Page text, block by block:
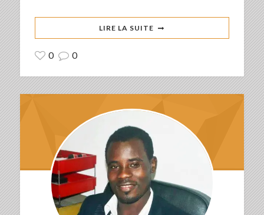
LIRE LA SUITE
0 0